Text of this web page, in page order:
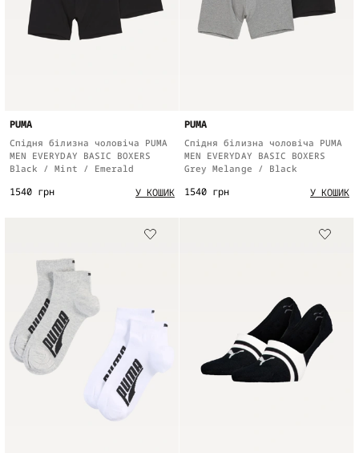
PUMA
Спідня білизна чоловіча PUMA
MEN EVERYDAY BASIC BOXERS
Black / Mint / Emerald
1540 грн У КОШИК
PUMA
Спідня білизна чоловіча PUMA
MEN EVERYDAY BASIC BOXERS
Grey Melange / Black
1540 грн У КОШИК